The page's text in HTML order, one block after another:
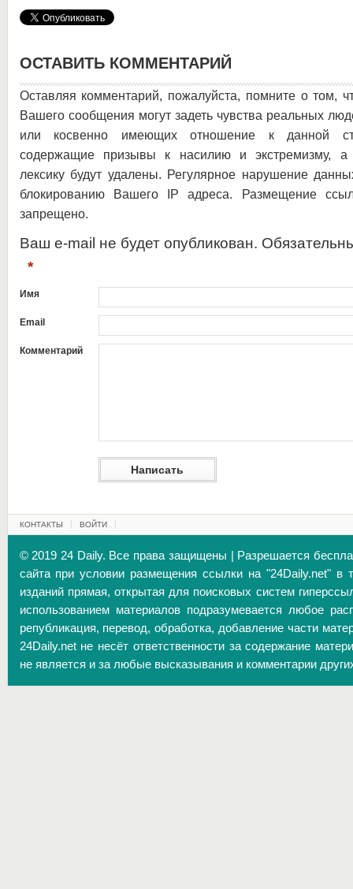
ОСТАВИТЬ КОММЕНТАРИЙ
Оставляя комментарий, пожалуйста, помните о том,
Вашего сообщения могут задеть чувства реальных
или косвенно имеющих отношение к данной
содержащие призывы к насилию и экстремизму, а
лексику будут удалены. Регулярное нарушение
блокированию Вашего IP адреса. Размещение
запрещено.
Ваш e-mail не будет опубликован.
*
Имя
Email
Комментарий
КОНТАКТЫ ВОЙТИ
© 2019 24 Daily. Все права защищены | Разрешается
сайта при условии размещения ссылки на "24Daily.net" в
изданий прямая, открытая для поисковых систем
использованием материалов подразумевается любое
републикация, перевод, обработка, добавление части
24Daily.net не несёт ответственности за содержание
не является и за любые высказывания и комментарии